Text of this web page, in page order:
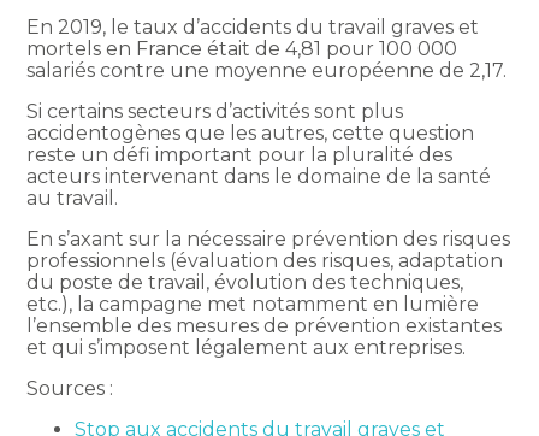
En 2019, le taux d’accidents du travail graves et
mortels en France était de 4,81 pour 100 000
salariés contre une moyenne européenne de 2,17.
Si certains secteurs d’activités sont plus
accidentogènes que les autres, cette question
reste un défi important pour la pluralité des
acteurs intervenant dans le domaine de la santé
au travail.
En s’axant sur la nécessaire prévention des risques
professionnels (évaluation des risques, adaptation
du poste de travail, évolution des techniques,
etc.), la campagne met notamment en lumière
l’ensemble des mesures de prévention existantes
et qui s’imposent légalement aux entreprises.
Sources :
Stop aux accidents du travail graves et